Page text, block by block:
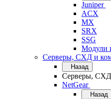
Juniper
ACX
MX
SRX
SSG
Модули
Серверы, СХД и
Назад
Серверы,
NetGear
Назад